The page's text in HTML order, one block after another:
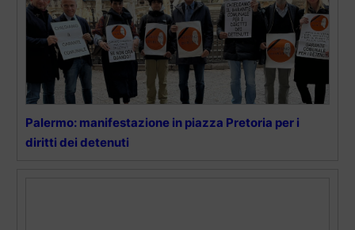
Palermo: manifestazione in piazza Pretoria per i
diritti dei detenuti